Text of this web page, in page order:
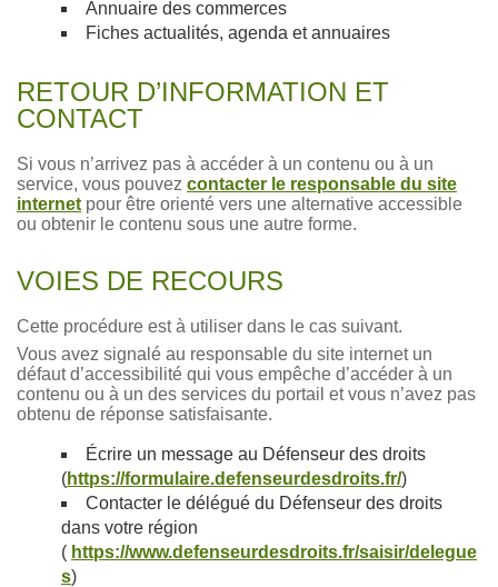
Annuaire des commerces
Fiches actualités, agenda et annuaires
RETOUR D’INFORMATION ET
CONTACT
Si vous n’arrivez pas à accéder à un contenu ou à un
service, vous pouvez contacter le responsable du site
internet pour être orienté vers une alternative accessible
ou obtenir le contenu sous une autre forme.
VOIES DE RECOURS
Cette procédure est à utiliser dans le cas suivant.
Vous avez signalé au responsable du site internet un
défaut d’accessibilité qui vous empêche d’accéder à un
contenu ou à un des services du portail et vous n’avez pas
obtenu de réponse satisfaisante.
Écrire un message au Défenseur des droits
(https://formulaire.defenseurdesdroits.fr/)
Contacter le délégué du Défenseur des droits
dans votre région
( https://www.defenseurdesdroits.fr/saisir/delegue
s)